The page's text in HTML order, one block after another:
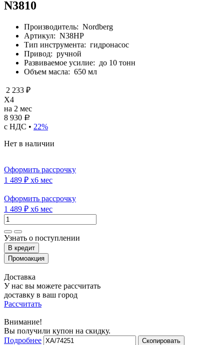
N3810
Производитель: Nordberg
Артикул: N38HP
Тип инструмента: гидронасос
Привод: ручной
Развиваемое усилие: до 10 тонн
Объем масла: 650 мл
2 233 ₽
X4
на 2 мес
8 930 Р
с НДС • 22%
Нет в наличии
Оформить рассрочку
1 489 ₽ x6 мес
Оформить рассрочку
1 489 ₽ x6 мес
Узнать о поступлении
Доставка
У нас вы можете рассчитать
доставку в ваш город
Рассчитать
Внимание!
Вы получили купон на скидку.
Подробнее
Скопировать